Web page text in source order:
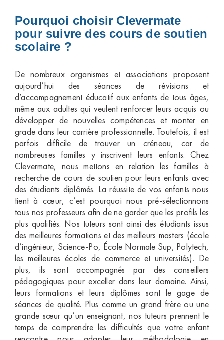
Pourquoi choisir Clevermate
pour suivre des cours de soutien
scolaire ?
De nombreux organismes et associations proposent
aujourd’hui des séances de révisions et
d’accompagnement éducatif aux enfants de tous âges,
même aux adultes qui veulent renforcer leurs acquis ou
développer de nouvelles compétences et monter en
grade dans leur carrière professionnelle. Toutefois, il est
parfois difficile de trouver un créneau, car de
nombreuses familles y inscrivent leurs enfants. Chez
Clevermate, nous mettons en relation les familles à
recherche de cours de soutien pour leurs enfants avec
des étudiants diplômés. La réussite de vos enfants nous
tient à cœur, c’est pourquoi nous pré-sélectionnons
tous nos professeurs afin de ne garder que les profils les
plus qualifiés. Nos tuteurs sont ainsi des étudiants issus
des meilleures formations et des meilleurs masters (école
d’ingénieur, Science-Po, École Normale Sup, Polytech,
les meilleures écoles de commerce et universités). De
plus, ils sont accompagnés par des conseillers
pédagogiques pour exceller dans leur domaine. Ainsi,
leurs formations et leurs diplômes sont le gage de
séances de qualité. Plus comme un grand frère ou une
grande sœur qu’un enseignant, nos tuteurs prennent le
temps de comprendre les difficultés que votre enfant